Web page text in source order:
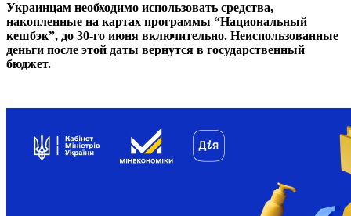
Украинцам необходимо использовать средства,
накопленные на картах программы “Национальный
кешбэк”, до 30-го июня включительно. Неиспользованные
деньги после этой даты вернутся в государственный
бюджет.